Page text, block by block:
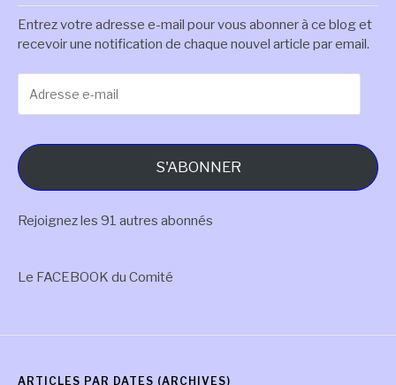
Entrez votre adresse e-mail pour vous abonner à ce blog et
recevoir une notification de chaque nouvel article par email.
e-
S'ABONNER
Rejoignez les 91 autres abonnés
Le FACEBOOK du Comité
ARTICLES PAR DATES (ARCHIVES)